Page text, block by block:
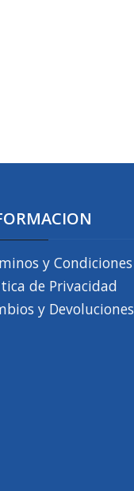
y Condiciones
de Privacidad
y Devoluciones